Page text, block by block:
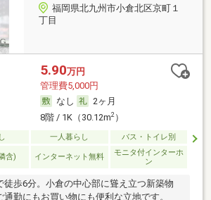
福岡県北九州市小倉北区京町１
丁目
5.90万円
管理費5,000円
なし
2ヶ月
8階 / 1K（30.12m2）
一人暮らし バス・トイレ別
含) インターネット無料
モニタ付インターホ
ン
徒歩6分。小倉の中心部に聳え立つ新築物
通勤にもお買い物にも便利な立地です。